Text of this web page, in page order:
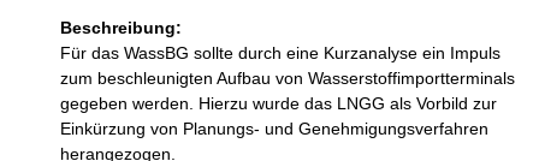
Beschreibung:
Für das WassBG sollte durch eine Kurzanalyse ein Impuls
zum beschleunigten Aufbau von Wasserstoffimportterminals
gegeben werden. Hierzu wurde das LNGG als Vorbild zur
Einkürzung von Planungs- und Genehmigungsverfahren
herangezogen.